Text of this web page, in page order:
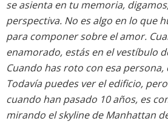
se asienta en tu memoria,
perspectiva. No es algo en lo que
para componer sobre el amor.
enamorado, estás en el vestíbulo
Cuando has roto con esa persona,
Todavía puedes ver el edificio,
cuando han pasado 10 años, es
mirando el skyline de Manhattan